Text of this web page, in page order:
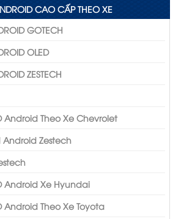
CAO CẤP THEO XE
GOTECH
OLED
ZESTECH
Android Theo Xe Chevrolet
Zestech
Android Xe Hyundai
Android Theo Xe Toyota